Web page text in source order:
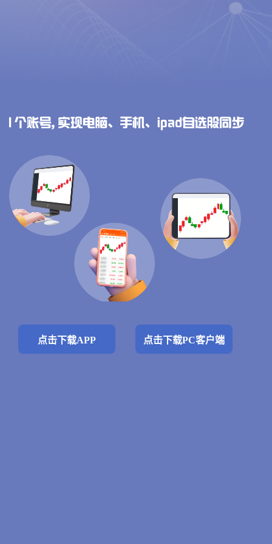
点击下载APP 点击下载PC客户端